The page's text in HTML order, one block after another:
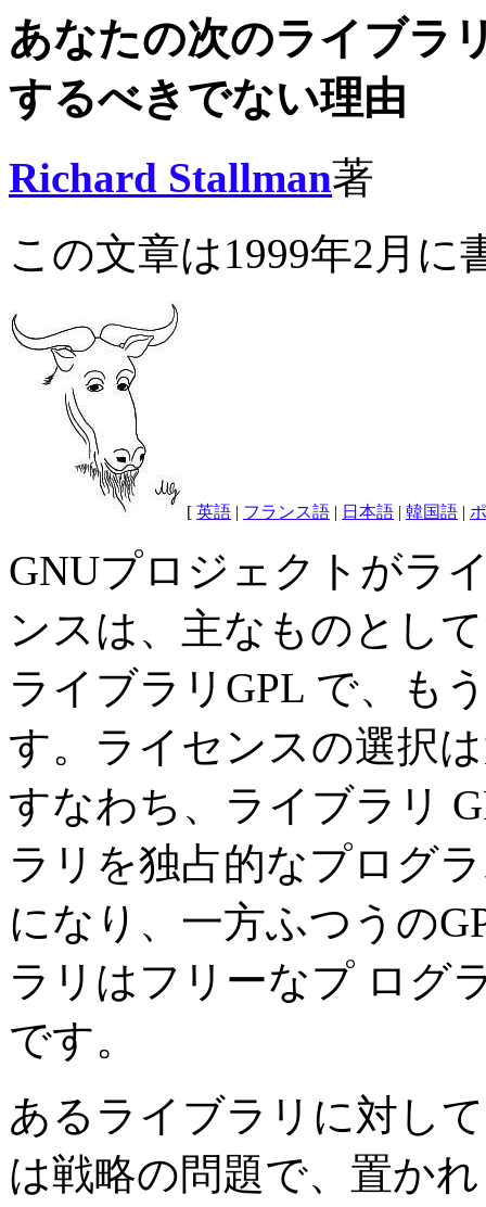
あなたの次のライブラ
するべきでない理由
Richard Stallman著
この文章は1999年2月
[ 英語 | フランス語 | 日本語 | 韓国語 |
GNUプロジェクトがラ
ンスは、主なものとし
ライブラリGPL で、も
す。ライセンスの選択
すなわち、ライブラリ
ラリを独占的なプログ
になり、一方ふつうの
ラリはフリーなプ ログ
です。
あるライブラリに対し
は戦略の問題で、置か